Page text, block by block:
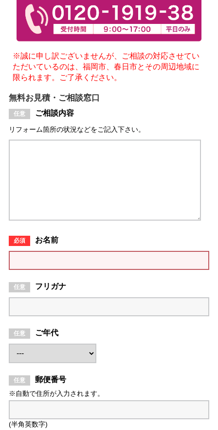
※誠に申し訳ございませんが、ご相談の対応させてい
ただいているのは、福岡市、春日市とその周辺地域に
限られます。ご了承ください。
無料お見積・ご相談窓口
ご相談内容
リフォーム箇所の状況などをご記入下さい。
お名前
フリガナ
ご年代
郵便番号
※自動で住所が入力されます。
(半角英数字)